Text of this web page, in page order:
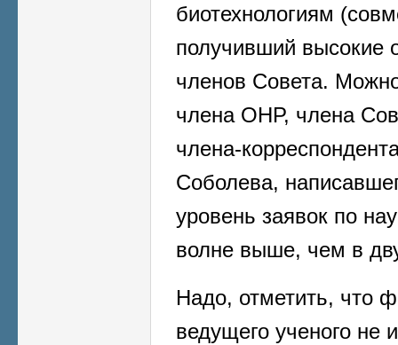
биотехнологиям
получивший высокие
членов Совета.
члена ОНР, члена
члена-
Соболева,
уровень заявок по
волне выше, чем в
Надо, отметить, что
ведущего ученого не